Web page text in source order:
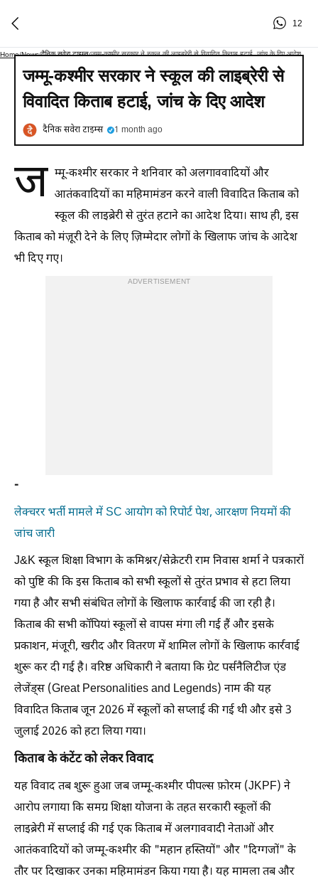
12
Home/News/दैनिक सवेरा टाइम्स/जम्मू-कश्मीर सरकार ने स्कूल की लाइब्रेरी से विवादित किताब हटाई, जांच के दिए आदेश
जम्मू-कश्मीर सरकार ने स्कूल की लाइब्रेरी से
विवादित किताब हटाई, जांच के दिए आदेश
दैनिक सवेरा टाइम्स 1 month ago
ज म्मू-कश्मीर सरकार ने शनिवार को अलगाववादियों और
आतंकवादियों का महिमामंडन करने वाली विवादित किताब को
स्कूल की लाइब्रेरी से तुरंत हटाने का आदेश दिया। साथ ही, इस
किताब को मंज़ूरी देने के लिए ज़िम्मेदार लोगों के खिलाफ जांच के आदेश
भी दिए गए।
ADVERTISEMENT
-
लेक्चरर भर्ती मामले में SC आयोग को रिपोर्ट पेश, आरक्षण नियमों की
जांच जारी
J&K स्कूल शिक्षा विभाग के कमिश्नर/सेक्रेटरी राम निवास शर्मा ने पत्रकारों
को पुष्टि की कि इस किताब को सभी स्कूलों से तुरंत प्रभाव से हटा लिया
गया है और सभी संबंधित लोगों के खिलाफ कार्रवाई की जा रही है।
किताब की सभी कॉपियां स्कूलों से वापस मंगा ली गई हैं और इसके
प्रकाशन, मंजूरी, खरीद और वितरण में शामिल लोगों के खिलाफ कार्रवाई
शुरू कर दी गई है। वरिष्ठ अधिकारी ने बताया कि ग्रेट पर्सनैलिटीज एंड
लेजेंड्स (Great Personalities and Legends) नाम की यह
विवादित किताब जून 2026 में स्कूलों को सप्लाई की गई थी और इसे 3
जुलाई 2026 को हटा लिया गया।
किताब के कंटेंट को लेकर विवाद
यह विवाद तब शुरू हुआ जब जम्मू-कश्मीर पीपल्स फ़ोरम (JKPF) ने
आरोप लगाया कि समग्र शिक्षा योजना के तहत सरकारी स्कूलों की
लाइब्रेरी में सप्लाई की गई एक किताब में अलगाववादी नेताओं और
आतंकवादियों को जम्मू-कश्मीर की "महान हस्तियों" और "दिग्गजों" के
तौर पर दिखाकर उनका महिमामंडन किया गया है। यह मामला तब और